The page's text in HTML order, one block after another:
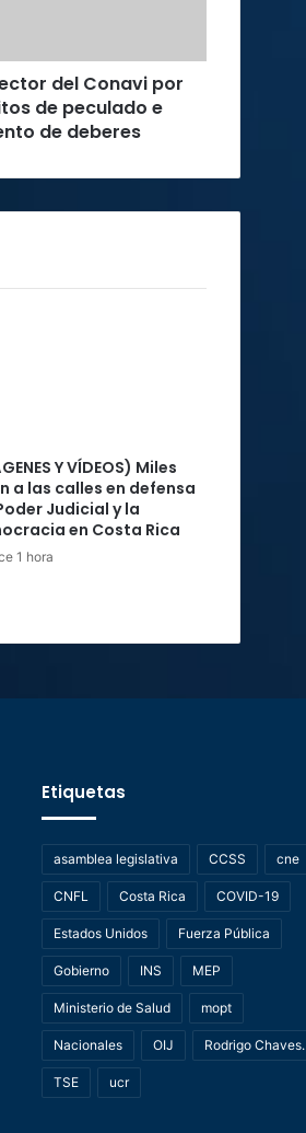
del Conavi por
de peculado e
de deberes
Y VÍDEOS) Miles
a las calles en defensa
Judicial y la
en Costa Rica
1 hora
Etiquetas
asamblea legislativa CCSS cne
CNFL Costa Rica COVID-19
Estados Unidos Fuerza Pública
Gobierno INS MEP
Ministerio de Salud mopt
Nacionales OIJ Rodrigo Chaves.
TSE ucr